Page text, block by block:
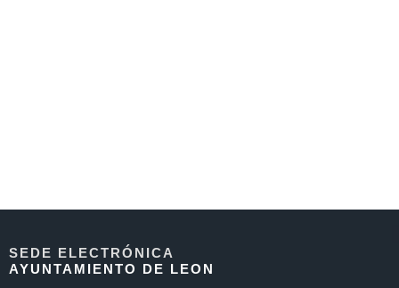
SEDE ELECTRÓNICA
AYUNTAMIENTO DE LEON